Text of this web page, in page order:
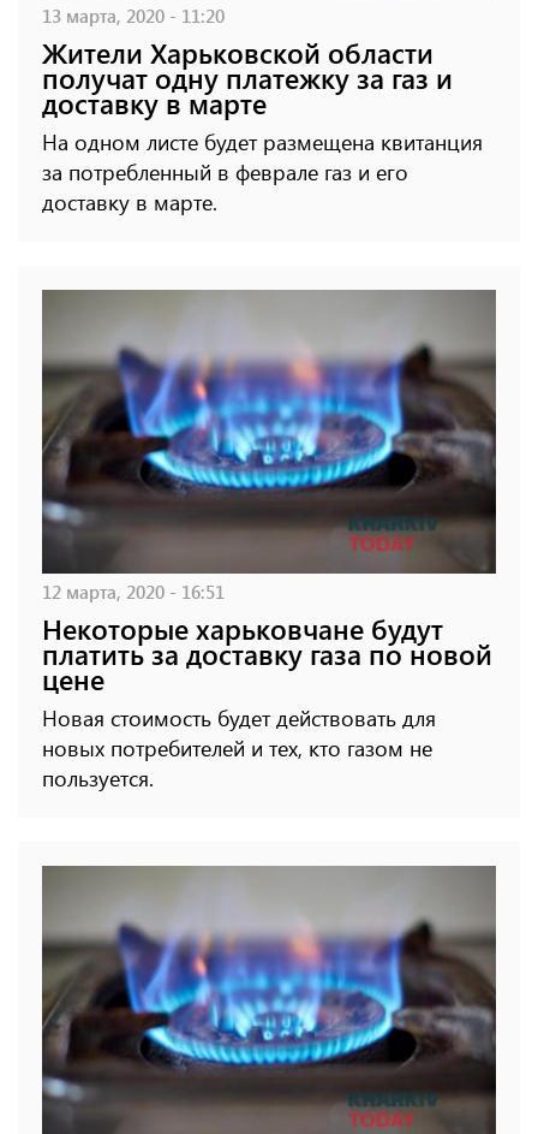
13 марта, 2020 - 11:20
Жители Харьковской области
получат одну платежку за газ и
доставку в марте
На одном листе будет размещена квитанция
за потребленный в феврале газ и его
доставку в марте.
12 марта, 2020 - 16:51
Некоторые харьковчане будут
платить за доставку газа по новой
цене
Новая стоимость будет действовать для
новых потребителей и тех, кто газом не
пользуется.